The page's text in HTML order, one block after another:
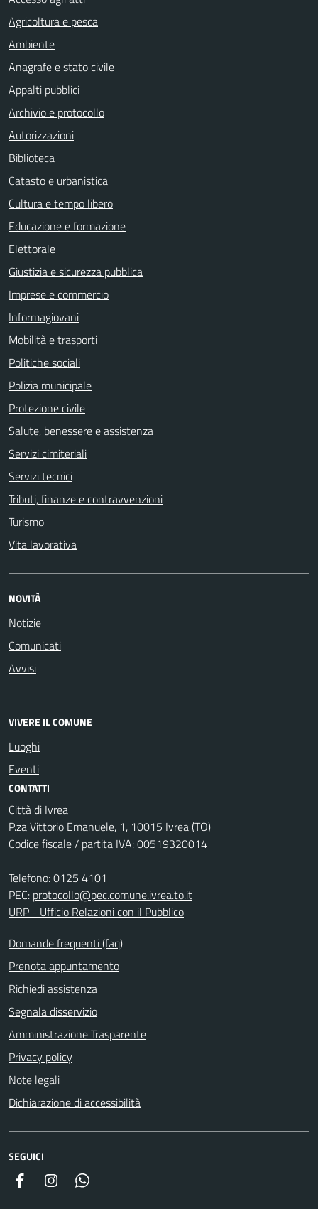
Agricoltura e pesca
Ambiente
Anagrafe e stato civile
Appalti pubblici
Archivio e protocollo
Autorizzazioni
Biblioteca
Catasto e urbanistica
Cultura e tempo libero
Educazione e formazione
Elettorale
Giustizia e sicurezza pubblica
Imprese e commercio
Informagiovani
Mobilità e trasporti
Politiche sociali
Polizia municipale
Protezione civile
Salute, benessere e assistenza
Servizi cimiteriali
Servizi tecnici
Tributi, finanze e contravvenzioni
Turismo
Vita lavorativa
NOVITÀ
Notizie
Comunicati
Avvisi
VIVERE IL COMUNE
Luoghi
Eventi
CONTATTI
Città di Ivrea
P.za Vittorio Emanuele, 1, 10015 Ivrea (TO)
Codice fiscale / partita IVA: 00519320014
Telefono:0125 4101
PEC: protocollo@pec.comune.ivrea.to.it
URP - Ufficio Relazioni con il Pubblico
Domande frequenti (faq)
Prenota appuntamento
Richiedi assistenza
Segnala disservizio
Amministrazione Trasparente
Privacy policy
Note legali
Dichiarazione di accessibilità
SEGUICI
Facebook Instagram